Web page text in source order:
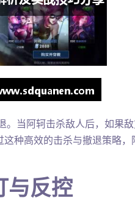
当阿轲击杀敌人后，如果
种高效的击杀与撤退策略
与反控